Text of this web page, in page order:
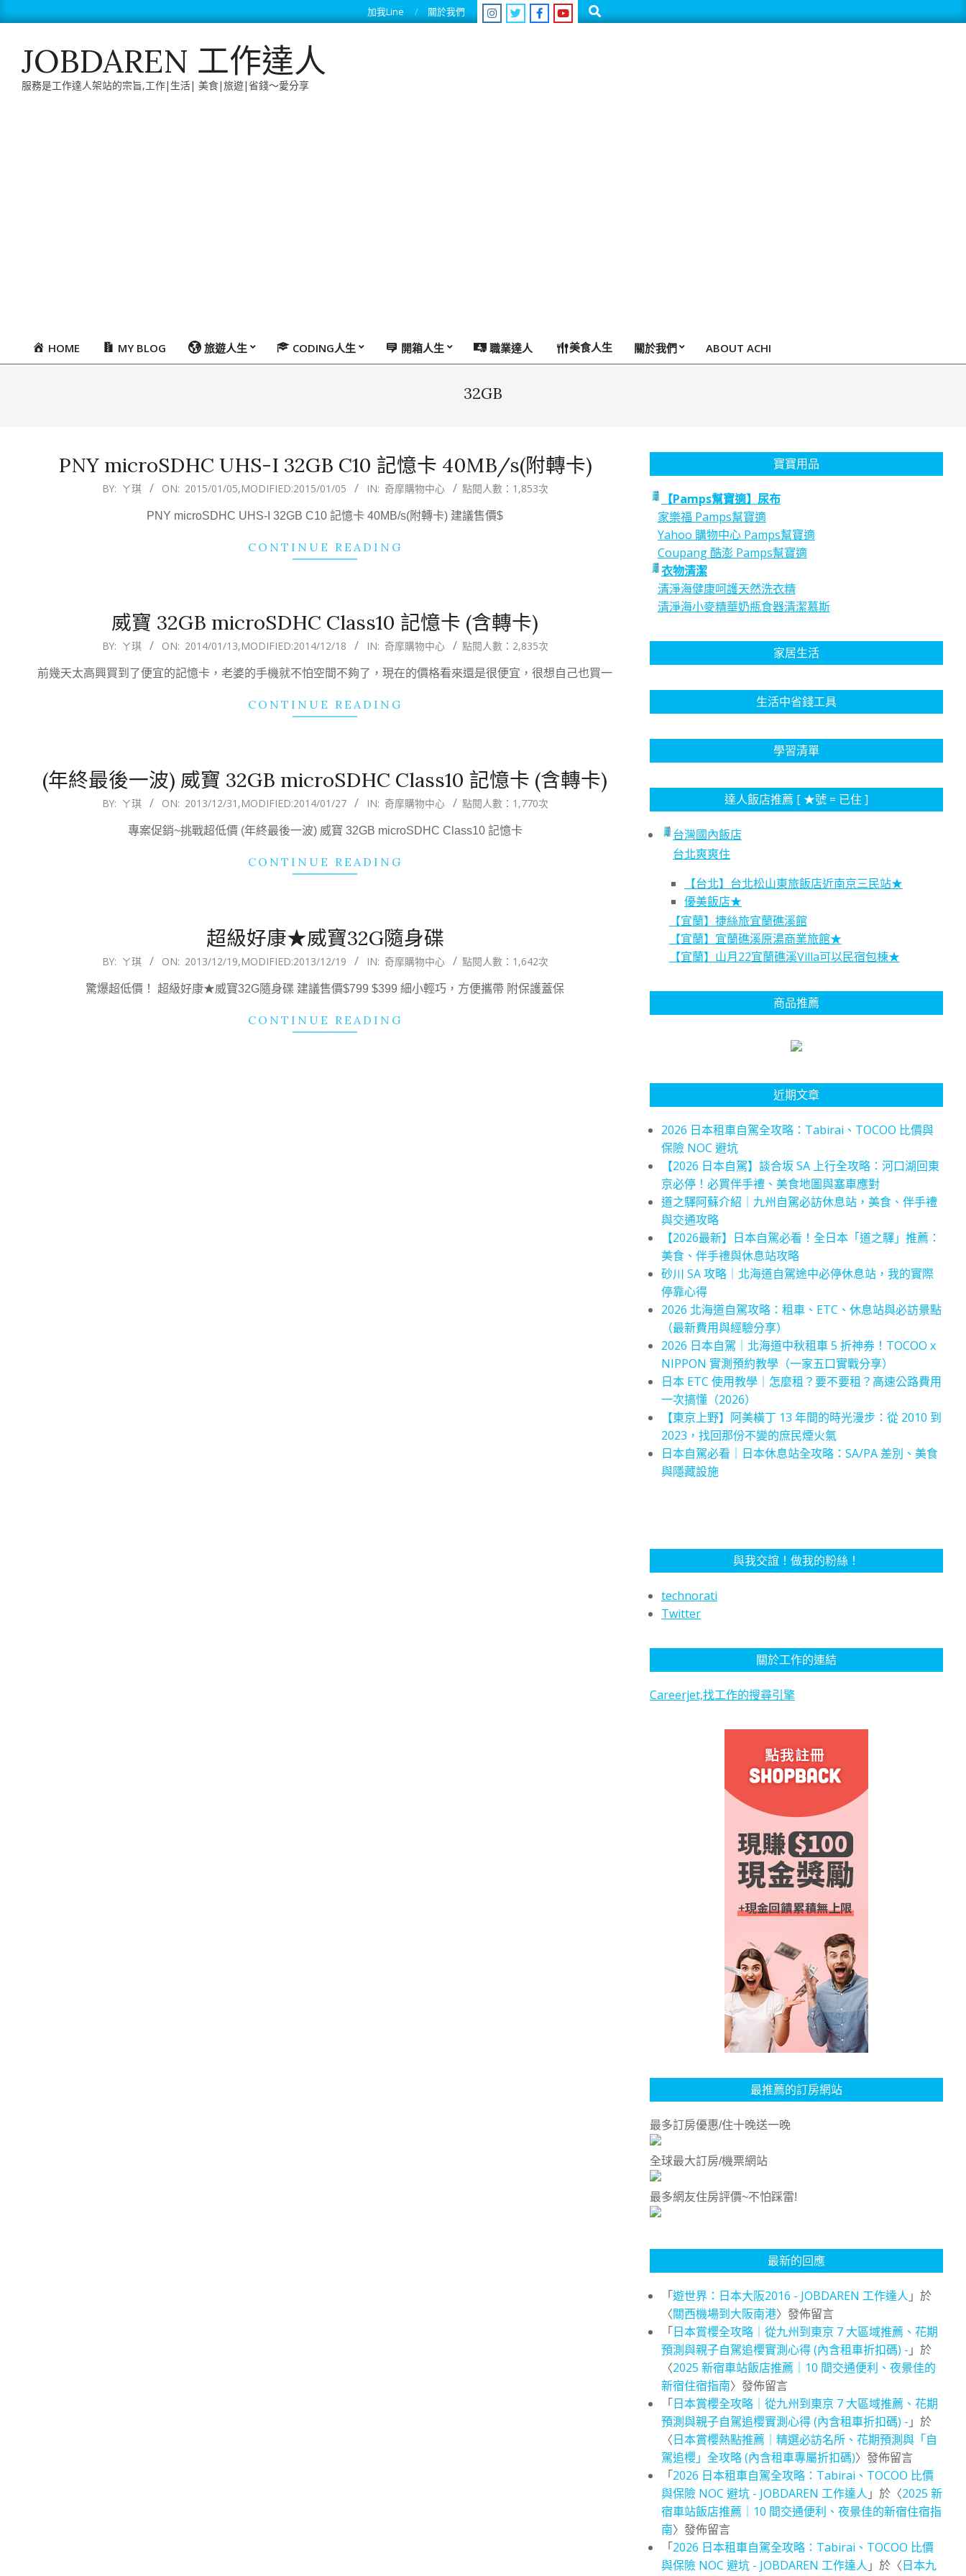
to
加我Line 關於我們 Search
JOBDAREN 工作達人
服務是工作達人架站的宗旨,工作|生活| 美食|旅遊|省錢～愛分享
PrimaryHOME MY BLOG 旅遊人生 CODING人生 開箱人生 職業達人 美食人生 關於我們 ABOUT ACHI
32GB
PNY microSDHC UHS-I 32GB C10 記憶卡 40MB/s(附轉卡)
BY: ㄚ琪 ON: 2015/01/05,MODIFIED:2015/01/05 IN: 奇摩購物中心 點閱人數：1,853次
PNY microSDHC UHS-I 32GB C10 記憶卡 40MB/s(附轉卡) 建議售價$
CONTINUE READING
威寶 32GB microSDHC Class10 記憶卡 (含轉卡)
13
BY: ㄚ琪 ON: 2014/01/13,MODIFIED:2014/12/18 IN: 奇摩購物中心 點閱人數：2,835次
前幾天太高興買到了便宜的記憶卡，老婆的手機就不怕空間不夠了，現在的價格看來還是很便宜，很想自己也買一
CONTINUE READING
(年終最後一波) 威寶 32GB microSDHC Class10 記憶卡 (含轉卡)
BY: ㄚ琪 ON: 2013/12/31 ,MODIFIED:2014/01/27 IN: 奇摩購物中心 點閱人數：1,770次
專案促銷~挑戰超低價 (年終最後一波) 威寶 32GB microSDHC Class10 記憶卡
CONTINUE READING
超級好康★威寶32G隨身碟
BY: ㄚ琪 ON: 2013/12/19,MODIFIED:2013/12/19 IN: 奇摩購物中心 點閱人數：1,642次
驚爆超低價！ 超級好康★威寶32G隨身碟 建議售價$799 $399 細小輕巧，方便攜帶 附保護蓋保
CONTINUE READING
寶寶用品
【Pamps幫寶適】尿布
家樂福 Pamps幫寶適
Yahoo 購物中心 Pamps幫寶適
Coupang 酷澎 Pamps幫寶適
衣物清潔
清淨海健康呵護天然洗衣精
清淨海小麥精華奶瓶食器清潔慕斯
家居生活
生活中省錢工具
學習清單
達人飯店推薦 [ ★號 = 已住 ]
台灣國內飯店
台北爽爽住
【台北】台北松山東旅飯店近南京三民站★
優美飯店★
【宜蘭】捷絲旅宜蘭礁溪館
【宜蘭】宜蘭礁溪原湯商業旅館★
【宜蘭】山月22宜蘭礁溪Villa可以民宿包棟★
商品推薦
近期文章
2026 日本租車自駕全攻略：Tabirai、TOCOO 比價與
保險 NOC 避坑
【2026 日本自駕】談合坂 SA 上行全攻略：河口湖回東
京必停！必買伴手禮、美食地圖與塞車應對
道之驛阿蘇介紹｜九州自駕必訪休息站，美食、伴手禮
與交通攻略
【2026最新】日本自駕必看！全日本「道之驛」推薦：
美食、伴手禮與休息站攻略
砂川 SA 攻略｜北海道自駕途中必停休息站，我的實際
停靠心得
2026 北海道自駕攻略：租車、ETC、休息站與必訪景點
（最新費用與經驗分享）
2026 日本自駕｜北海道中秋租車 5 折神券！TOCOO x
NIPPON 實測預約教學（一家五口實戰分享）
日本 ETC 使用教學｜怎麼租？要不要租？高速公路費用
一次搞懂（2026）
【東京上野】阿美橫丁 13 年間的時光漫步：從 2010 到
2023，找回那份不變的庶民煙火氣
日本自駕必看｜日本休息站全攻略：SA/PA 差別、美食
與隱藏設施
與我交誼！做我的粉絲！
technorati
Twitter
關於工作的連結
Careerjet,找工作的搜尋引擎
最推薦的訂房網站
最多訂房優惠/住十晚送一晚
全球最大訂房/機票網站
最多網友住房評價~不怕踩雷!
最新的回應
「遊世界：日本大阪2016 - JOBDAREN 工作達人 」於
〈關西機場到大阪南港〉發佈留言
「日本賞櫻全攻略｜從九州到東京 7 大區域推薦、花期
預測與親子自駕追櫻實測心得 (內含租車折扣碼) - 」於
〈2025 新宿車站飯店推薦｜10 間交通便利、夜景佳的
新宿住宿指南〉發佈留言
「日本賞櫻全攻略｜從九州到東京 7 大區域推薦、花期
預測與親子自駕追櫻實測心得 (內含租車折扣碼) - 」於
〈日本賞櫻熱點推薦｜精選必訪名所、花期預測與「自
駕追櫻」全攻略 (內含租車專屬折扣碼)〉發佈留言
「2026 日本租車自駕全攻略：Tabirai、TOCOO 比價
與保險 NOC 避坑 - JOBDAREN 工作達人 」於〈2025 新
宿車站飯店推薦｜10 間交通便利、夜景佳的新宿住宿指
南〉發佈留言
「2026 日本租車自駕全攻略：Tabirai、TOCOO 比價
與保險 NOC 避坑 - JOBDAREN 工作達人 」於〈日本九